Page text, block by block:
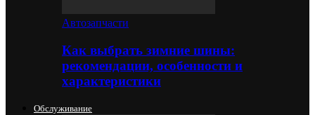
Автозапчасти
Как выбрать зимние шины:
рекомендации, особенности и
характеристики
Обслуживание